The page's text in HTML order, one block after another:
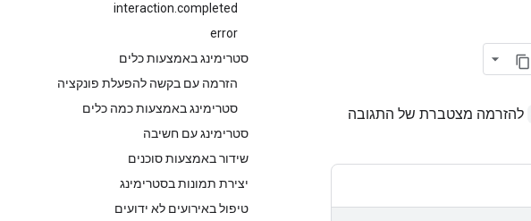
interaction.completed
error
סטרימינג באמצעות כלים
הזרמה עם בקשה להפעלת פונקציה
סטרימינג באמצעות כמה כלים
סטרימינג עם חשיבה
שידור באמצעות סוכנים
יצירת תמונות בסטרימינג
טיפול באירועים לא ידועים
להזרמה מצטברת של התגובה